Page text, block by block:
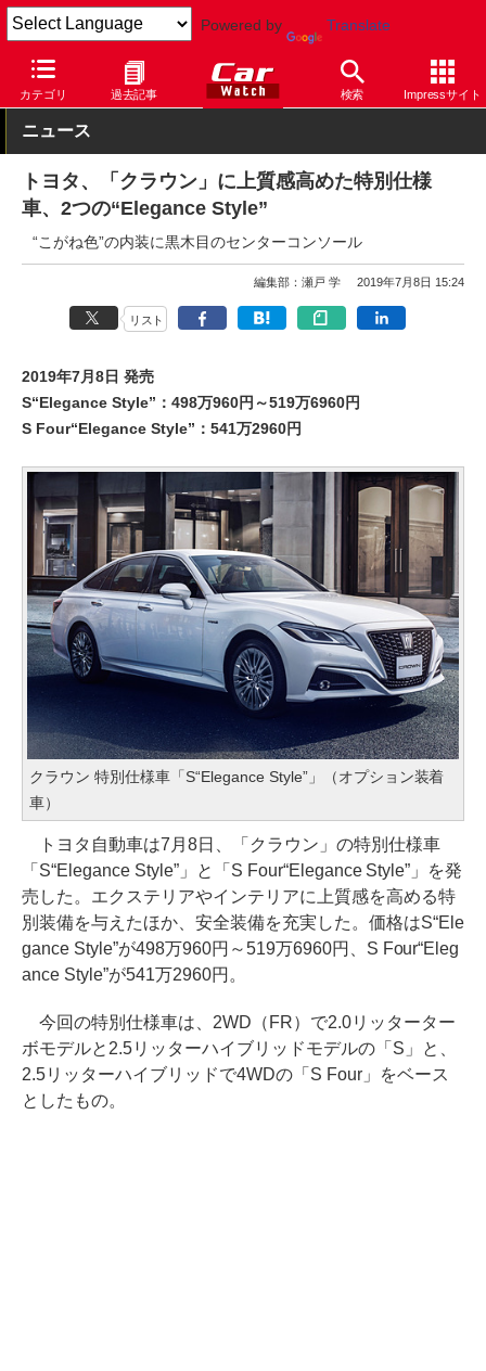
Powered by Translate
カテゴリ 過去記事 検索 Impressサイト
Car Watch 自動車 トヨタ クラウン
ニュース
トヨタ、「クラウン」に上質感高めた特別仕様
車、2つの“Elegance Style”
“こがね色”の内装に黒木目のセンターコンソール
編集部：瀬戸 学 2019年7月8日 15:24
リスト
2019年7月8日 発売
S“Elegance Style”：498万960円～519万6960円
S Four“Elegance Style”：541万2960円
クラウン 特別仕様車「S“Elegance Style”」（オプション装着
車）
トヨタ自動車は7月8日、「クラウン」の特別仕様車
「S“Elegance Style”」と「S Four“Elegance Style”」を発
売した。エクステリアやインテリアに上質感を高める特
別装備を与えたほか、安全装備を充実した。価格はS“Ele
gance Style”が498万960円～519万6960円、S Four“Eleg
ance Style”が541万2960円。
今回の特別仕様車は、2WD（FR）で2.0リッターター
ボモデルと2.5リッターハイブリッドモデルの「S」と、
2.5リッターハイブリッドで4WDの「S Four」をベース
としたもの。